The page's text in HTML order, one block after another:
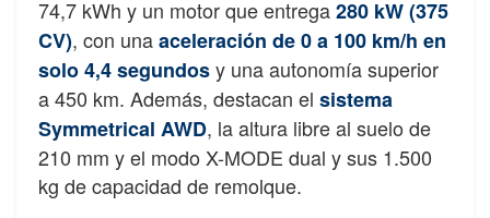
74,7 kWh y un motor que entrega280 kW (375
CV), con unaaceleración de0 a 100 km/h en
solo 4,4 segundosy una autonomía superior
a 450 km. Además, destacan el sistema
Symmetrical AWD, la altura libre al suelo de
210 mm y el modo X-MODE dual y sus 1.500
kg de capacidad de remolque.